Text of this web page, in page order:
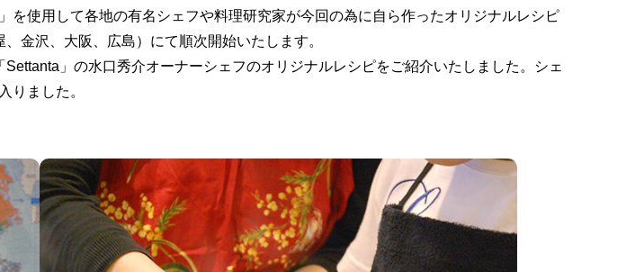
使用して各地の有名シェフや料理研究家が今回の為に自ら作ったオリジナルレシピ
金沢、大阪、広島）にて順次開始いたします。
」の水口秀介オーナーシェフのオリジナルレシピをご紹介いたしました。シェ
りました。